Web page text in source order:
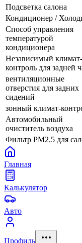
Подсветка салона
Кондиционер /
Способ управления
температурой
кондиционера
Независимый климат-
контроль для задней
вентиляционные
отверстия для задних
сидений
зонный климат-
Автомобильный
очиститель воздуха
Фильтр PM2.5 для
Главная
Калькулятор
Авто
Профиль